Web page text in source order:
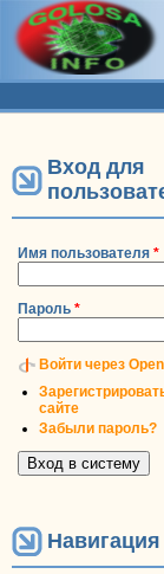
Вход для
Имя пользователя *
Пароль *
Войти через
сайте
Забыли пароль?
Навигация